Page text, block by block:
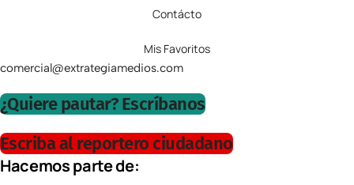
Contácto
Mis Favoritos
comercial@extrategiamedios.com
¿Quiere pautar? Escríbanos
Escriba al reportero ciudadano
Hacemos parte de: